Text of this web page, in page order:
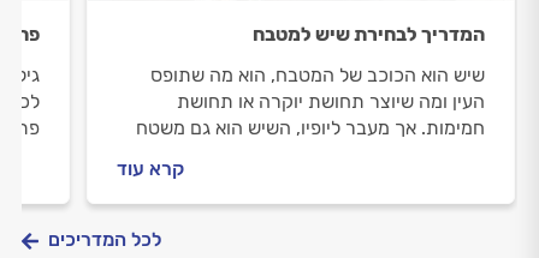
המדריך לבחירת שיש למטבח
שיש הוא הכוכב של המטבח, הוא מה שתופס
העין ומה שיוצר תחושת יוקרה או תחושת
חמימות. אך מעבר ליופיו, השיש הוא גם משטח
תכונותיהם של משטחי השיש השונים לפני
ההתקנה
קרא עוד
פתח
לכל המדריכים